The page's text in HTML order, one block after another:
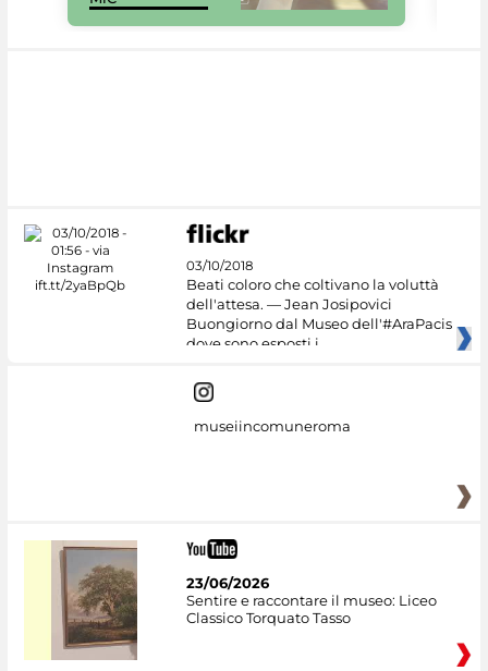
03/10/2018
Beati coloro che coltivano la voluttà
dell'attesa. — Jean Josipovici
Buongiorno dal Museo dell'#AraPacis
dove sono esposti i
museiincomuneroma
23/06/2026
Sentire e raccontare il museo: Liceo
Classico Torquato Tasso